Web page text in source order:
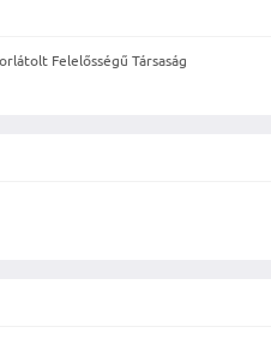
Felelősségű Társaság